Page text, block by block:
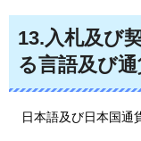
13.入札及び
る言語及び
日本語及び日本国通